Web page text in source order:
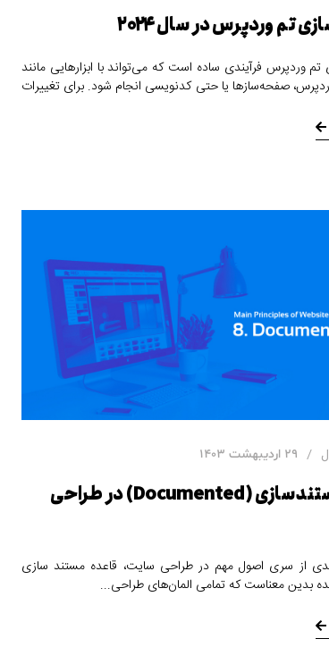
تم وردپرس در سال ۲۰۲۴
وردپرس فرآیندی ساده است که می‌تواند با ابزارهایی مانند
صفحه‌سازها یا حتی کدنویسی انجام شود. برای تغییرات
پلتفرم تست و رعایت استانداردهای کدنویسی به بهبود کیفیت
کمک می‌کنند. با رعایت این نکات، می‌توانید وب‌سایتی
قاعده مستندسازی (Documented) در طراحی
از سری اصول مهم در طراحی سایت، قاعده مستند سازی
بدین معناست که تمامی المان‌های طراحی
29 اردیبهشت 1403